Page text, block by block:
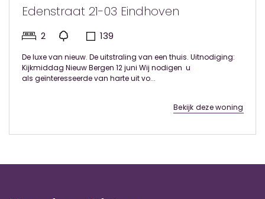
Edenstraat 21-03 Eindhoven
2 139
De luxe van nieuw. De uitstraling van een thuis. Uitnodiging:
Kijkmiddag Nieuw Bergen 12 juni Wij nodigen u
als geïnteresseerde van harte uit vo...
Bekijk deze woning